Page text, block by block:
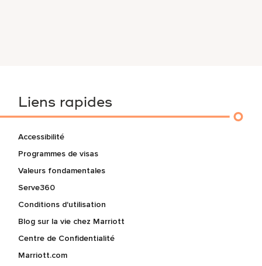
Liens rapides
Accessibilité
Programmes de visas
Valeurs fondamentales
Serve360
Conditions d'utilisation
Blog sur la vie chez Marriott
Centre de Confidentialité
Marriott.com